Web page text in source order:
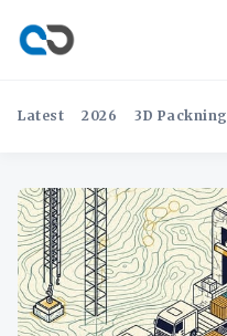
Latest 2026 3D Packning